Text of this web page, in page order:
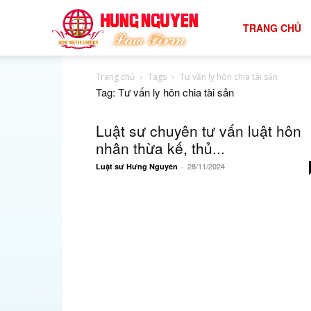
vấn
luật
TRANG CHỦ
Trang chủ Tags Tư vấn ly hôn chia tài sản
Tag: Tư vấn ly hôn chia tài sản
Luật sư chuyên tư vấn luật hôn
nhân thừa kế, thủ...
Luật sư Hưng Nguyên - 28/11/2024